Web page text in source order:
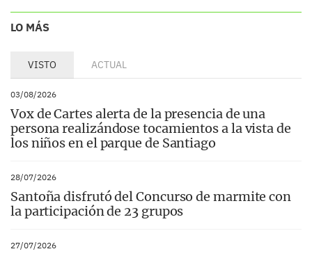
LO MÁS
VISTO ACTUAL
03/08/2026
Vox de Cartes alerta de la presencia de una
persona realizándose tocamientos a la vista de
los niños en el parque de Santiago
28/07/2026
Santoña disfrutó del Concurso de marmite con
la participación de 23 grupos
27/07/2026